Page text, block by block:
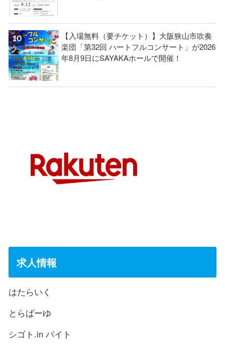
【入場無料（要チケット）】大阪狭山市吹奏
楽団「第32回 ハートフルコンサート」が2026
年8月9日にSAYAKAホールで開催！
求人情報
はたらいく
とらばーゆ
シゴト.in バイト